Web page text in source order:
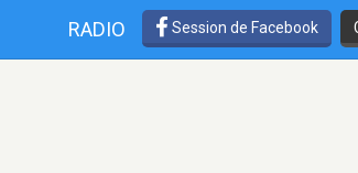
RADIO Session de Facebook